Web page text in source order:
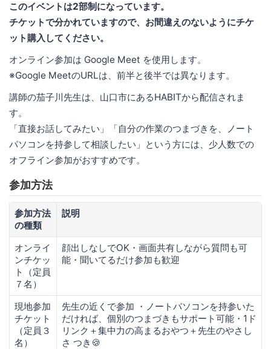
このイベントは2部制になっています。
チケットで分かれていますので、お間違えのないようにチケ
ット購入してください。
オンライン参加は Google Meet を使用します。
※Google MeetのURLは、前半と後半では異なります。
講師の茄子川先生は、山口市にあるHABITから配信されま
す。
「直接お話してみたい」「自分の作業のつまづきを、ノート
パソコンを持参して相談したい」という方には、少人数での
オフライン参加がおすすめです。
参加方法
参加方法
の種類
説明
オンライ
ンチケッ
ト（定員
７名）
顔出しなしでOK・画面共有しながら質問も可
能・聞いてるだけ参加も歓迎
現地参加
チケット
（定員３
名）
先生の近くで参加 ・ノートパソコンを持参いた
だければ、個別のつまづきもサポート可能・1ド
リンク＋集中力の高まるおやつ＋先生のやさし
さ つき🍪